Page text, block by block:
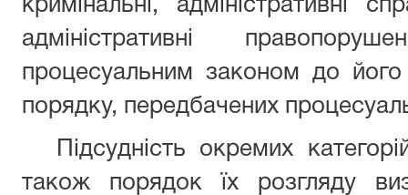
кримінальні, адміністративні
адміністративні
процесуальним законом до його
порядку, передбачених
Підсудність окремих
також порядок їх розгляду